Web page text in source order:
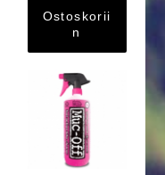
Ostoskorii
n